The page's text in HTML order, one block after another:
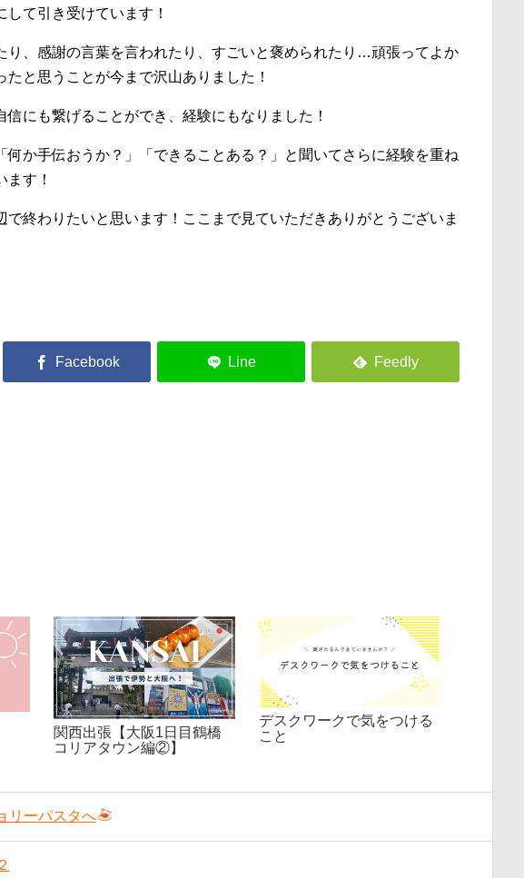
て引き受けています！
り、感謝の言葉を言われたり、すごいと褒められたり…頑張ってよか
たと思うことが今まで沢山ありました！
信にも繋げることができ、経験にもなりました！
何か手伝おうか？」「できることある？」と聞いてさらに経験を重ね
す！
で終わりたいと思います！ここまで見ていただきありがとうございま
関西出張【大阪1日目鶴橋
コリアタウン編②】
デスクワークで気をつける
こと
リーパスタへ